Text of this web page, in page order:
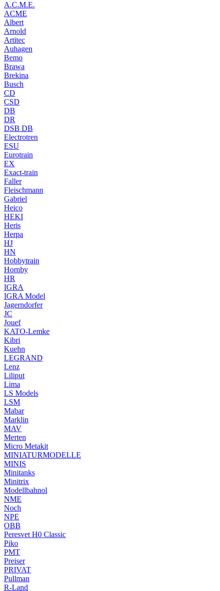
A.C.M.E.
ACME
Albert
Arnold
Artitec
Auhagen
Bemo
Brawa
Brekina
Busch
CD
CSD
DB
DR
DSB DB
Electrotren
ESU
Eurotrain
EX
Exact-train
Faller
Fleischmann
Gabriel
Heico
HEKI
Heris
Herpa
HJ
HN
Hobbytrain
Hornby
HR
IGRA
IGRA Model
Jagerndorfer
JC
Jouef
KATO-Lemke
Kibri
Kuehn
LEGRAND
Lenz
Liliput
Lima
LS Models
LSM
Mabar
Marklin
MAV
Merten
Micro Metakit
MINIATURMODELLE
MINIS
Minitanks
Minitrix
Modellbahnol
NME
Noch
NPE
OBB
Peresvet H0 Classic
Piko
PMT
Preiser
PRIVAT
Pullman
R-Land